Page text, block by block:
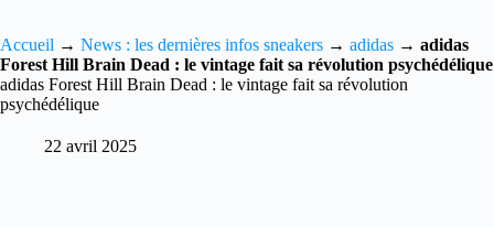
Accueil → News : les dernières infos sneakers → adidas → adidas
Forest Hill Brain Dead : le vintage fait sa révolution psychédélique
adidas Forest Hill Brain Dead : le vintage fait sa révolution
psychédélique
22 avril 2025